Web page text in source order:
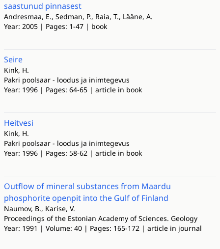
saastunud pinnasest
Andresmaa, E., Sedman, P., Raia, T., Lääne, A.
Year: 2005 | Pages: 1-47 | book
Seire
Kink, H.
Pakri poolsaar - loodus ja inimtegevus
Year: 1996 | Pages: 64-65 | article in book
Heitvesi
Kink, H.
Pakri poolsaar - loodus ja inimtegevus
Year: 1996 | Pages: 58-62 | article in book
Outflow of mineral substances from Maardu
phosphorite openpit into the Gulf of Finland
Naumov, B., Karise, V.
Proceedings of the Estonian Academy of Sciences. Geology
Year: 1991 | Volume: 40 | Pages: 165-172 | article in journal